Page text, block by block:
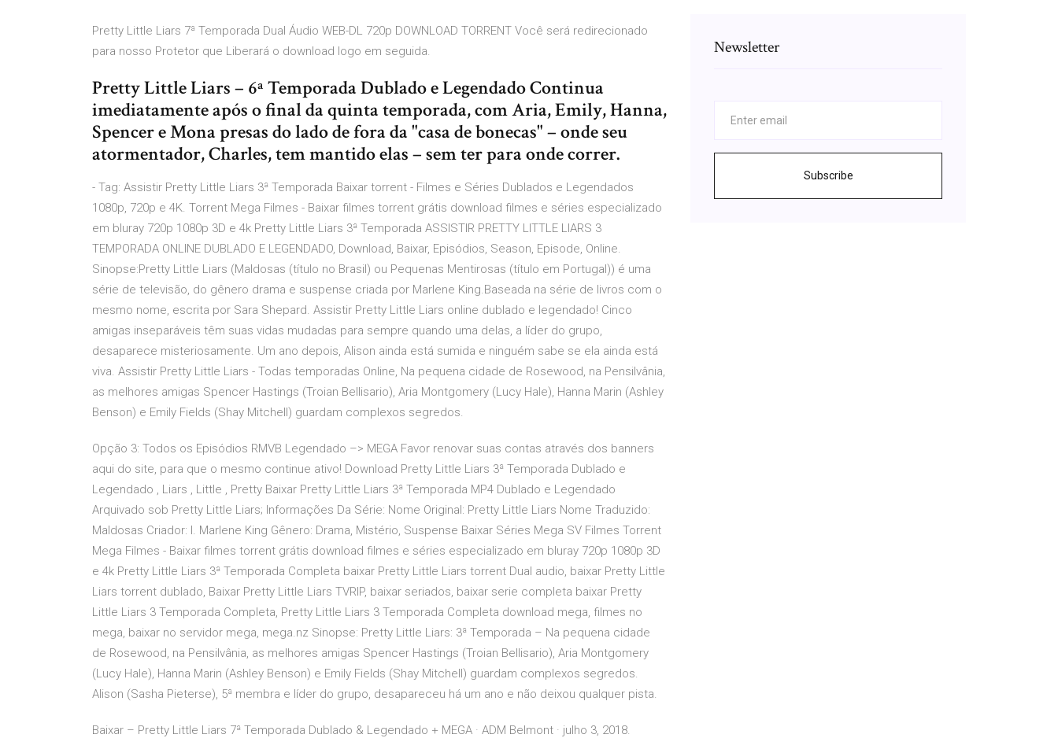
Pretty Little Liars 7ª Temporada Dual Áudio WEB-DL 720p DOWNLOAD TORRENT Você será redirecionado
para nosso Protetor que Liberará o download logo em seguida.
Pretty Little Liars – 6ª Temporada Dublado e Legendado Continua
imediatamente após o final da quinta temporada, com Aria, Emily, Hanna,
Spencer e Mona presas do lado de fora da "casa de bonecas" – onde seu
atormentador, Charles, tem mantido elas – sem ter para onde correr.
- Tag: Assistir Pretty Little Liars 3ª Temporada Baixar torrent - Filmes e Séries Dublados e Legendados
1080p, 720p e 4K. Torrent Mega Filmes - Baixar filmes torrent grátis download filmes e séries especializado
em bluray 720p 1080p 3D e 4k Pretty Little Liars 3ª Temporada ASSISTIR PRETTY LITTLE LIARS 3
TEMPORADA ONLINE DUBLADO E LEGENDADO, Download, Baixar, Episódios, Season, Episode, Online.
Sinopse:Pretty Little Liars (Maldosas (título no Brasil) ou Pequenas Mentirosas (título em Portugal)) é uma
série de televisão, do gênero drama e suspense criada por Marlene King.Baseada na série de livros com o
mesmo nome, escrita por Sara Shepard. Assistir Pretty Little Liars online dublado e legendado! Cinco
amigas inseparáveis têm suas vidas mudadas para sempre quando uma delas, a líder do grupo,
desaparece misteriosamente. Um ano depois, Alison ainda está sumida e ninguém sabe se ela ainda está
viva. Assistir Pretty Little Liars - Todas temporadas Online, Na pequena cidade de Rosewood, na Pensilvânia,
as melhores amigas Spencer Hastings (Troian Bellisario), Aria Montgomery (Lucy Hale), Hanna Marin (Ashley
Benson) e Emily Fields (Shay Mitchell) guardam complexos segredos.
Opção 3: Todos os Episódios RMVB Legendado –> MEGA Favor renovar suas contas através dos banners
aqui do site, para que o mesmo continue ativo! Download Pretty Little Liars 3ª Temporada Dublado e
Legendado , Liars , Little , Pretty Baixar Pretty Little Liars 3ª Temporada MP4 Dublado e Legendado
Arquivado sob Pretty Little Liars; Informações Da Série: Nome Original: Pretty Little Liars Nome Traduzido:
Maldosas Criador: I. Marlene King Gênero: Drama, Mistério, Suspense Baixar Séries Mega SV Filmes Torrent
Mega Filmes - Baixar filmes torrent grátis download filmes e séries especializado em bluray 720p 1080p 3D
e 4k Pretty Little Liars 3ª Temporada Completa baixar Pretty Little Liars torrent Dual audio, baixar Pretty Little
Liars torrent dublado, Baixar Pretty Little Liars TVRIP, baixar seriados, baixar serie completa baixar Pretty
Little Liars 3 Temporada Completa, Pretty Little Liars 3 Temporada Completa download mega, filmes no
mega, baixar no servidor mega, mega.nz Sinopse: Pretty Little Liars: 3ª Temporada – Na pequena cidade
de Rosewood, na Pensilvânia, as melhores amigas Spencer Hastings (Troian Bellisario), Aria Montgomery
(Lucy Hale), Hanna Marin (Ashley Benson) e Emily Fields (Shay Mitchell) guardam complexos segredos.
Alison (Sasha Pieterse), 5ª membra e líder do grupo, desapareceu há um ano e não deixou qualquer pista.
Baixar – Pretty Little Liars 7ª Temporada Dublado & Legendado + MEGA · ADM Belmont · julho 3, 2018.
Newsletter
Subscribe